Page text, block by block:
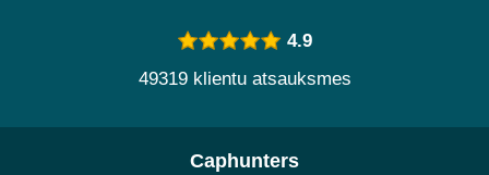
4.9
49319 klientu atsauksmes
Caphunters